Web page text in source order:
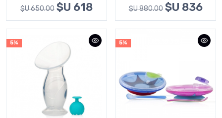
$U 650.00 $U 618 $U 880.00 $U 836
5% 5%